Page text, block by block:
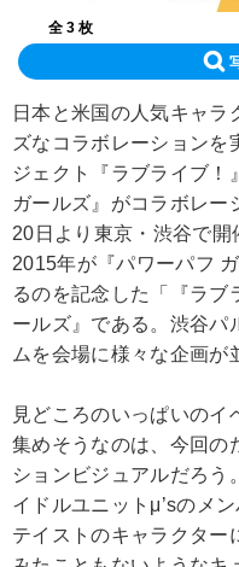
全 3 枚
日本と米国の人気キャラ
ズなコラボレーションを
ジェクト『ラブライブ！
ガールズ』がコラボレー
20日より東京・渋谷で開
2015年が『パワーパフ
るのを記念した「『ラブ
ールズ』である。渋谷パ
ムを会場に様々な企画が
見どころのいっぱいのイ
集めそうなのは、今回の
ションビジュアルだろう
イドルユニットμ’sのメ
テイストのキャラクター